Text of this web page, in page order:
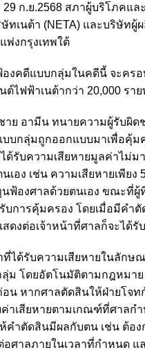
29 ก.ย.2568 สภาผู้บริโภคแ
ทเนต้า (NETA) และบริษัทผู้
พ่งกรุงเทพใต้
องคดีแบบกลุ่มในคดีนี้ จะคร
ต์ไฟฟ้าเนต้ากว่า 20,000 รา
าย อามีน ทนายความผู้รับผิด
บบกลุ่มถูกออกแบบมาเพื่อคุ้ม
ด้รับความเสียหายมูลค่าไม่ม
เอง เช่น ความเสียหายเพียง
ฟ้องศาลด้วยตนเอง ขณะที่ผู้
บการคุ้มครอง โดยเมื่อมีคำตั
ดงต่อเจ้าหน้าที่ศาลก็จะได้รั
ที่ได้รับความเสียหายในลักษ
ม โดยอัตโนมัติตามกฎหมาย
อน หากศาลตัดสินให้ฝ่ายโจ
าเสียหายตามเกณฑ์ที่ศาลก
คำตัดสินมีผลกับตน เช่น ต้อง
อศาลภายในเวลาที่กำหนด แ